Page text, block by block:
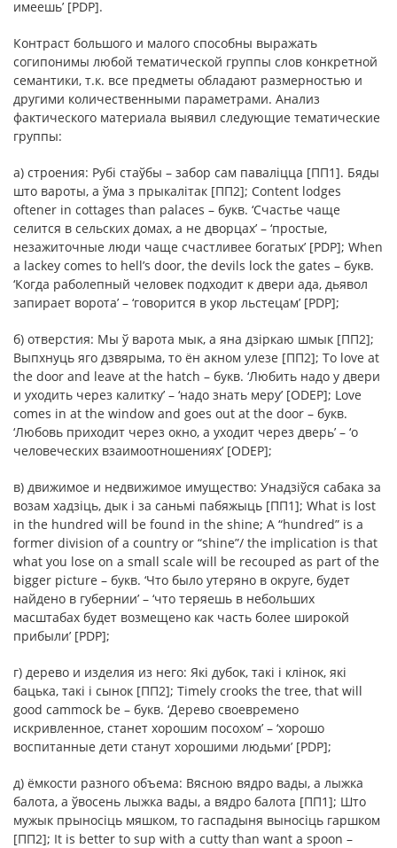
имеешь’ [PDP].
Контраст большого и малого способны выражать
согипонимы любой тематической группы слов конкретной
семантики, т.к. все предметы обладают размерностью и
другими количественными параметрами. Анализ
фактического материала выявил следующие тематические
группы:
а) строения: Рубі стаўбы – забор сам паваліцца [ПП1]. Бяды
што вароты, а ўма з прыкалітак [ПП2]; Content lodges
oftener in cottages than palaces – букв. ‘Счастье чаще
селится в сельских домах, а не дворцах’ – ‘простые,
незажиточные люди чаще счастливее богатых’ [PDP]; When
a lackey comes to hell’s door, the devils lock the gates – букв.
‘Когда раболепный человек подходит к двери ада, дьявол
запирает ворота’ – ‘говорится в укор льстецам’ [PDP];
б) отверстия: Мы ў варота мык, а яна дзіркаю шмык [ПП2];
Выпхнуць яго дзвярыма, то ён акном улезе [ПП2]; To love at
the door and leave at the hatch – букв. ‘Любить надо у двери
и уходить через калитку’ – ‘надо знать меру’ [ODEP]; Love
comes in at the window and goes out at the door – букв.
‘Любовь приходит через окно, а уходит через дверь’ – ‘о
человеческих взаимоотношениях’ [ODEP];
в) движимое и недвижимое имущество: Унадзіўся сабака за
возам хадзіць, дык і за саньмі пабяжыць [ПП1]; What is lost
in the hundred will be found in the shine; A “hundred” is a
former division of a country or “shine”/ the implication is that
what you lose on a small scale will be recouped as part of the
bigger picture – букв. ‘Что было утеряно в округе, будет
найдено в губернии’ – ‘что теряешь в небольших
масштабах будет возмещено как часть более широкой
прибыли’ [PDP];
г) дерево и изделия из него: Які дубок, такі і клінок, які
бацька, такі і сынок [ПП2]; Timely crooks the tree, that will
good cammock be – букв. ‘Дерево своевремено
искривленное, станет хорошим посохом’ – ‘хорошо
воспитанные дети станут хорошими людьми’ [PDP];
д) ёмкости разного объема: Вясною вядро вады, а лыжка
балота, а ўвосень лыжка вады, а вядро балота [ПП1]; Што
мужык прыносіць мяшком, то гаспадыня выносіць гаршком
[ПП2]; It is better to sup with a cutty than want a spoon –